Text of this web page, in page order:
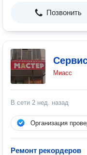
Позвонить
Миасс
В сети 2 нед. назад
Организация
Ремонт рекордеров